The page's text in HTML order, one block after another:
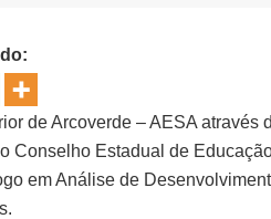
de Arcoverde – AESA
Conselho Estadual de
em Análise de